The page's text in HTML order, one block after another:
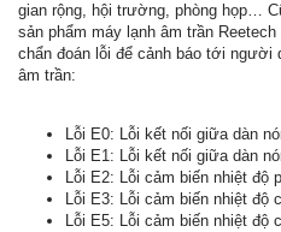
gian rộng, hội trường, phòng họp…
sản phẩm máy lạnh âm trần
chẩn đoán lỗi để cảnh báo tới người
âm trần:
Lỗi E0: Lỗi kết nối giữa dàn
Lỗi E1: Lỗi kết nối giữa dàn
Lỗi E2: Lỗi cảm biến nhiệt độ
Lỗi E3: Lỗi cảm biến nhiệt độ
Lỗi E5: Lỗi cảm biến nhiệt độ